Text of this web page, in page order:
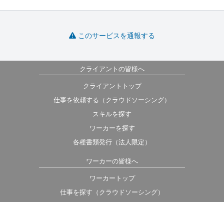
このサービスを通報する
クライアントの皆様へ
クライアントトップ
仕事を依頼する（クラウドソーシング）
スキルを探す
ワーカーを探す
各種書類発行（法人限定）
ワーカーの皆様へ
ワーカートップ
仕事を探す（クラウドソーシング）